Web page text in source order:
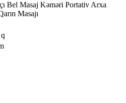
Bel Masaj Kəməri Portativ Arxa
Masajı